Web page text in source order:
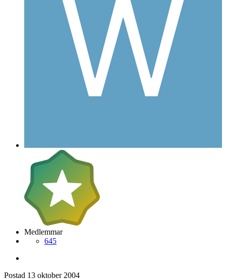
Medlemmar
645
Postad 13 oktober 2004